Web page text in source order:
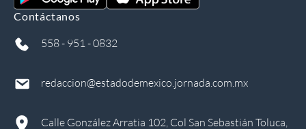
Contáctanos
558 - 951 - 0832
redaccion@estadodemexico.jornada.com.mx
Calle González Arratia 102, Col San Sebastián Toluca,